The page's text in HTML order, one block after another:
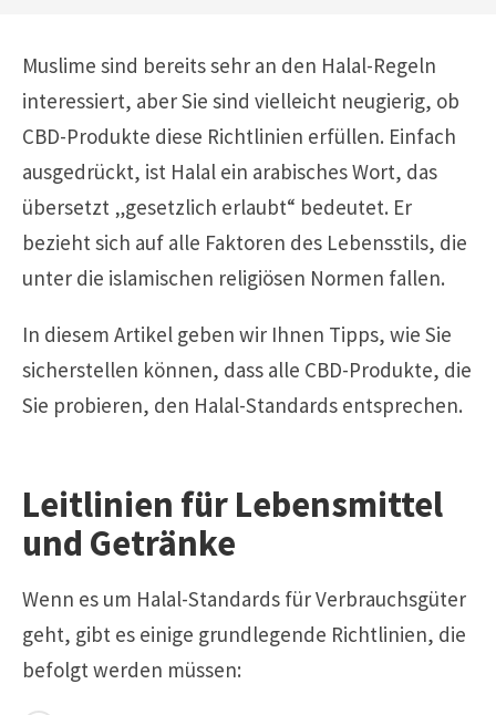
Muslime sind bereits sehr an den Halal-Regeln
interessiert, aber Sie sind vielleicht neugierig, ob
CBD-Produkte diese Richtlinien erfüllen. Einfach
ausgedrückt, ist Halal ein arabisches Wort, das
übersetzt „gesetzlich erlaubt“ bedeutet. Er
bezieht sich auf alle Faktoren des Lebensstils, die
unter die islamischen religiösen Normen fallen.
In diesem Artikel geben wir Ihnen Tipps, wie Sie
sicherstellen können, dass alle CBD-Produkte, die
Sie probieren, den Halal-Standards entsprechen.
Leitlinien für Lebensmittel
und Getränke
Wenn es um Halal-Standards für Verbrauchsgüter
geht, gibt es einige grundlegende Richtlinien, die
befolgt werden müssen: